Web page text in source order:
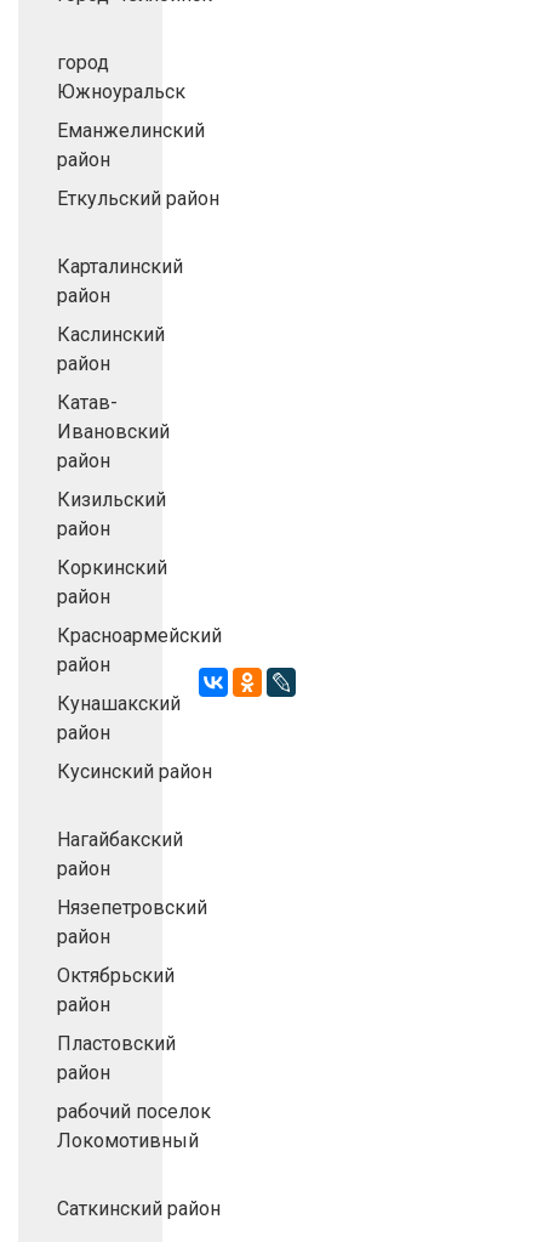
город
Южноуральск
Еманжелинский
район
Еткульский район
Карталинский
район
Каслинский
район
Катав-
Ивановский
район
Кизильский
район
Коркинский
район
Красноармейский
район
Кунашакский
район
Кусинский район
Нагайбакский
район
Нязепетровский
район
Октябрьский
район
Пластовский
район
рабочий поселок
Локомотивный
Саткинский район